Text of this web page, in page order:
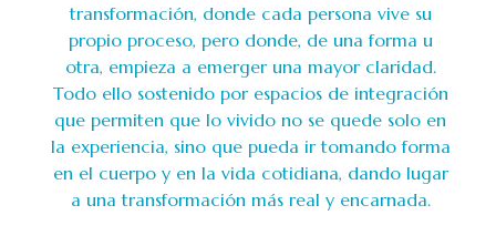
transformación, donde cada persona vive su
propio proceso, pero donde, de una forma u
otra, empieza a emerger una mayor claridad.
Todo ello sostenido por espacios de integración
que permiten que lo vivido no se quede solo en
la experiencia, sino que pueda ir tomando forma
en el cuerpo y en la vida cotidiana, dando lugar
a una transformación más real y encarnada.